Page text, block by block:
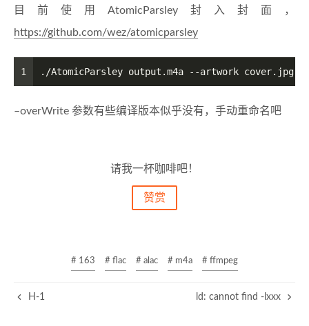
目前使用AtomicParsley封入封面，
https://github.com/wez/atomicparsley
1 ./AtomicParsley output.m4a --artwork cover.jpg
–overWrite 参数有些编译版本似乎没有，手动重命名吧
请我一杯咖啡吧！
赞赏
# 163 # flac # alac # m4a # ffmpeg
H-1 ld: cannot find -lxxx